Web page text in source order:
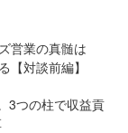
営業の真髄は
【対談前編】
3つの柱で収益貢